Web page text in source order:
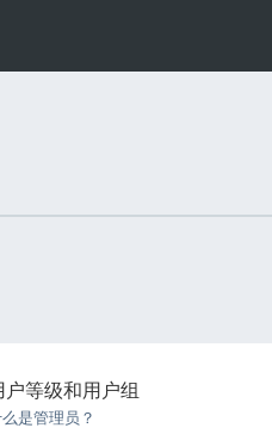
户等级和用户组
是管理员？